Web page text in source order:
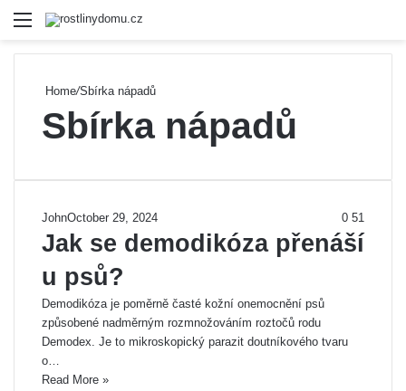
Menu
Home/Sbírka nápadů
Sbírka nápadů
JohnOctober 29, 2024 0 51
Jak se demodikóza přenáší
u psů?
Demodikóza je poměrně časté kožní onemocnění psů
způsobené nadměrným rozmnožováním roztočů rodu
Demodex. Je to mikroskopický parazit doutníkového tvaru
o…
Read More »